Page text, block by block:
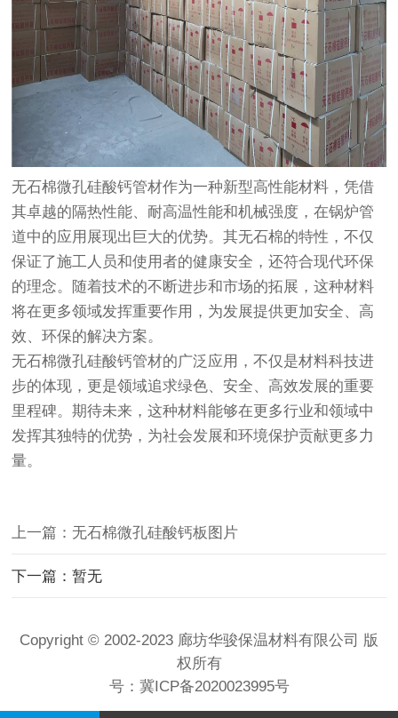
无石棉微孔硅酸钙管材作为一种新型高性能材料，凭借
其卓越的隔热性能、耐高温性能和机械强度，在锅炉管
道中的应用展现出巨大的优势。其无石棉的特性，不仅
保证了施工人员和使用者的健康安全，还符合现代环保
的理念。随着技术的不断进步和市场的拓展，这种材料
将在更多领域发挥重要作用，为发展提供更加安全、高
效、环保的解决方案。
无石棉微孔硅酸钙管材的广泛应用，不仅是材料科技进
步的体现，更是领域追求绿色、安全、高效发展的重要
里程碑。期待未来，这种材料能够在更多行业和领域中
发挥其独特的优势，为社会发展和环境保护贡献更多力
量。
上一篇：无石棉微孔硅酸钙板图片
下一篇：暂无
Copyright © 2002-2023 廊坊华骏保温材料有限公司 版
权所有
号： 冀ICP备2020023995号